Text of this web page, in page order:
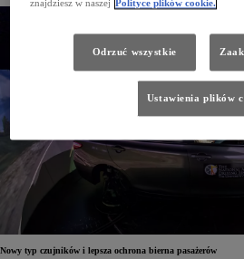
Nowy typ czujników i lepsza ochrona bierna pasażerów
znajdziesz w naszej Polityce plików cookie.
Odrzuć wszystkie
Ustawienia plików